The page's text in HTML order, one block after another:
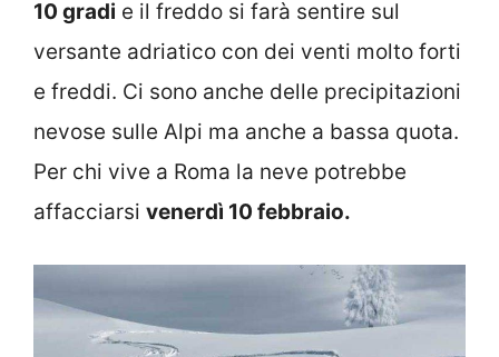
10 gradi e il freddo si farà sentire sul
versante adriatico con dei venti molto forti
e freddi. Ci sono anche delle precipitazioni
nevose sulle Alpi ma anche a bassa quota.
Per chi vive a Roma la neve potrebbe
affacciarsi venerdì 10 febbraio.